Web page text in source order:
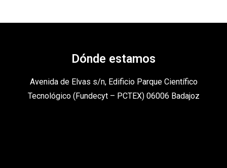
Dónde estamos
Avenida de Elvas s/n, Edificio Parque Científico
Tecnológico (Fundecyt – PCTEX) 06006 Badajoz